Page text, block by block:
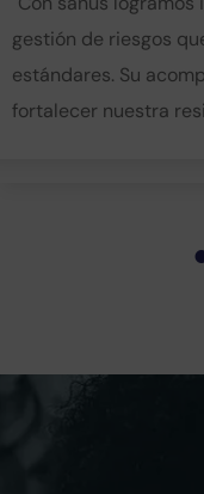
gestión de riesgos
estándares. Su
fortalecer nuestra